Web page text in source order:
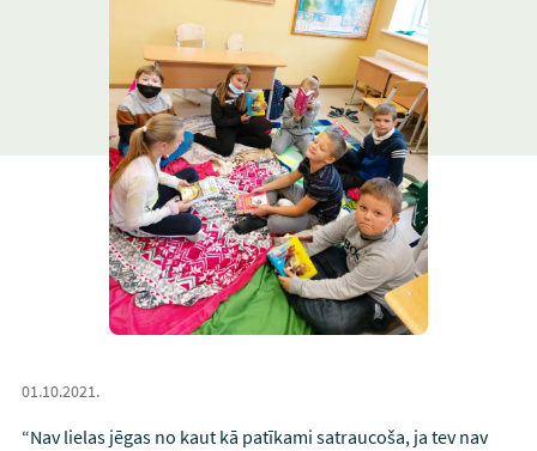
01.10.2021.
“Nav lielas jēgas no kaut kā patīkami satraucoša, ja tev nav